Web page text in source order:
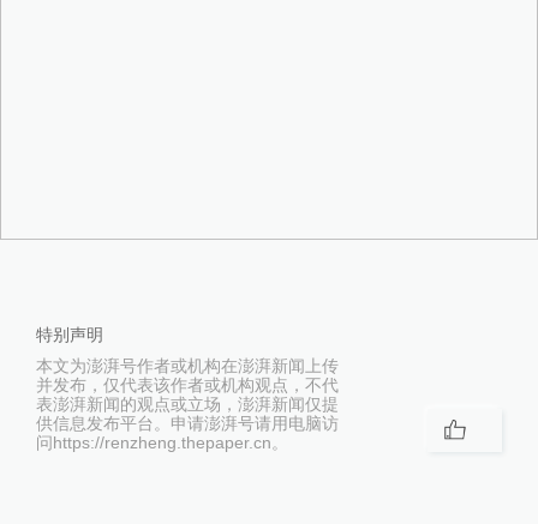
特别声明
本文为澎湃号作者或机构在澎湃新闻上传
并发布，仅代表该作者或机构观点，不代
表澎湃新闻的观点或立场，澎湃新闻仅提
供信息发布平台。申请澎湃号请用电脑访
问https://renzheng.thepaper.cn。